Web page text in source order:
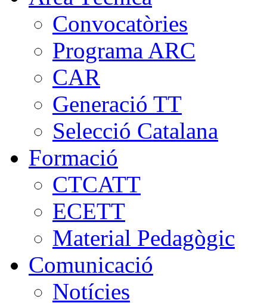
Convocatòries
Programa ARC
CAR
Generació TT
Selecció Catalana
Formació
CTCATT
ECETT
Material Pedagògic
Comunicació
Notícies